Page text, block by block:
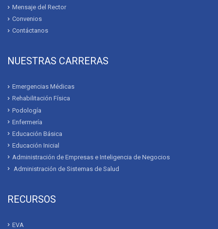
Mensaje del Rector
Convenios
Contáctanos
NUESTRAS CARRERAS
Emergencias Médicas
Rehabilitación Física
Podología
Enfermería
Educación Básica
Educación Inicial
Administración de Empresas e Inteligencia de Negocios
Administración de Sistemas de Salud
RECURSOS
EVA